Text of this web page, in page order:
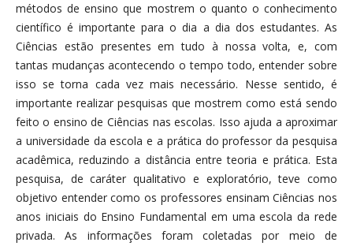
métodos de ensino que mostrem o quanto o conhecimento
científico é importante para o dia a dia dos estudantes. As
Ciências estão presentes em tudo à nossa volta, e, com
tantas mudanças acontecendo o tempo todo, entender sobre
isso se torna cada vez mais necessário. Nesse sentido, é
importante realizar pesquisas que mostrem como está sendo
feito o ensino de Ciências nas escolas. Isso ajuda a aproximar
a universidade da escola e a prática do professor da pesquisa
acadêmica, reduzindo a distância entre teoria e prática. Esta
pesquisa, de caráter qualitativo e exploratório, teve como
objetivo entender como os professores ensinam Ciências nos
anos iniciais do Ensino Fundamental em uma escola da rede
privada. As informações foram coletadas por meio de